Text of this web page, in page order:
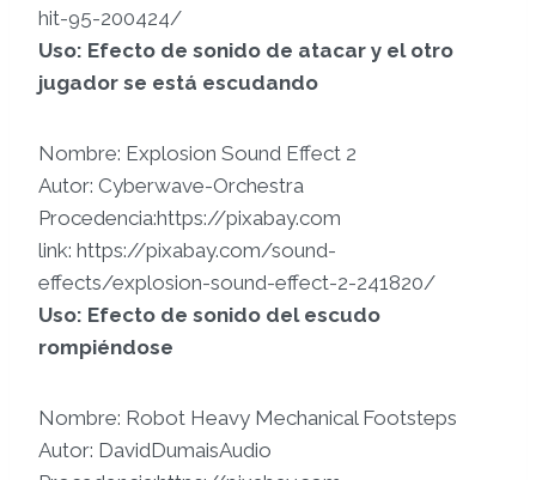
hit-95-200424/
Uso: Efecto de sonido de atacar y el otro
jugador se está escudando
Nombre: Explosion Sound Effect 2
Autor: Cyberwave-Orchestra
Procedencia:https://pixabay.com
link: https://pixabay.com/sound-
effects/explosion-sound-effect-2-241820/
Uso: Efecto de sonido del escudo
rompiéndose
Nombre: Robot Heavy Mechanical Footsteps
Autor: DavidDumaisAudio